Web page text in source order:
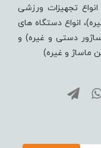
تجهیزات ورزشی
انواع دستگاه های
دستی و غیره) و
ماساژ و غیره)